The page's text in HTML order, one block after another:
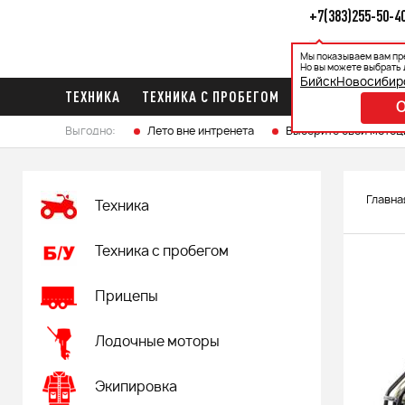
+7(383)255-50-
Мы показываем вам
Но вы можете выбрать
Бийск
Каталог
ТЕХНИКА ТЕХНИКА С ПРОБЕГОМ
Выгодно: Лето вне интренета Выберите свой
Техника
Техника с пробегом
Прицепы
Лодочные моторы
Экипировка